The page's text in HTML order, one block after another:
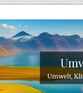
Umwelt,